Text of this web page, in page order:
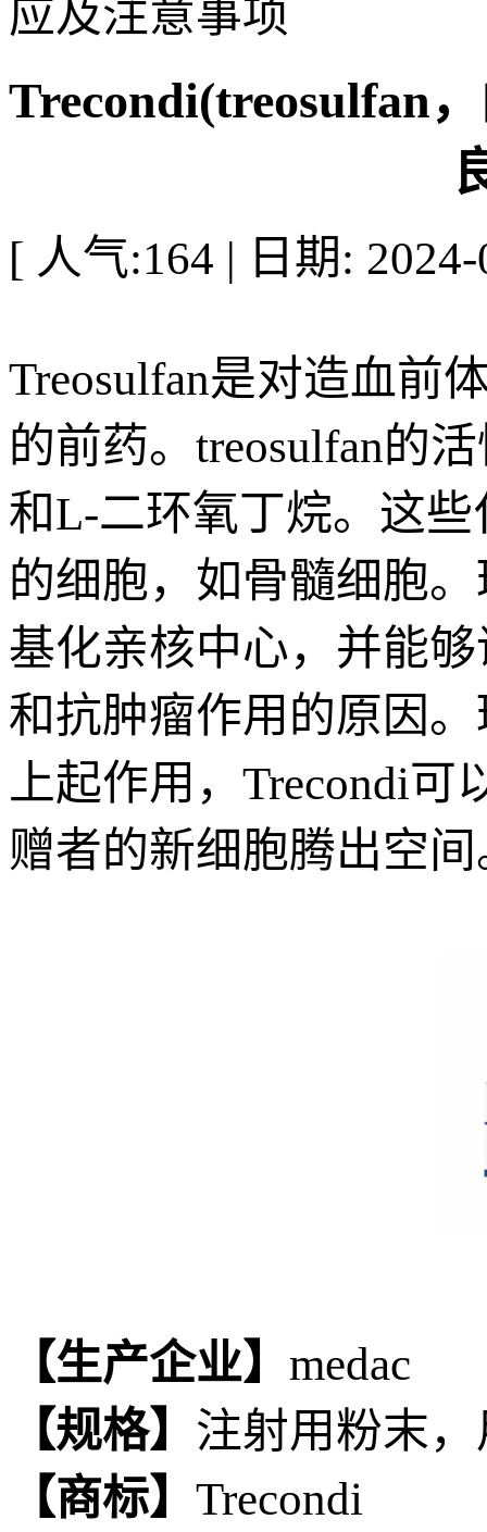
应及注意事项
Trecondi(treosulfan
[ 人气:164 | 日期:
Treosulfan是对造血前
的前药。treosulfan的
和L-二环氧丁烷。这
的细胞，如骨髓细胞
基化亲核中心，并能
和抗肿瘤作用的原因
上起作用，Trecondi
赠者的新细胞腾出空间
【生产企业】 medac
【规格】 注射用粉末
【商标】 Trecondi